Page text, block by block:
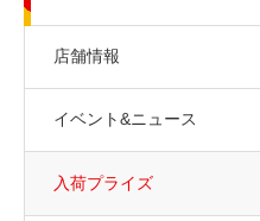
店舗情報
イベント&ニュース
入荷プライズ